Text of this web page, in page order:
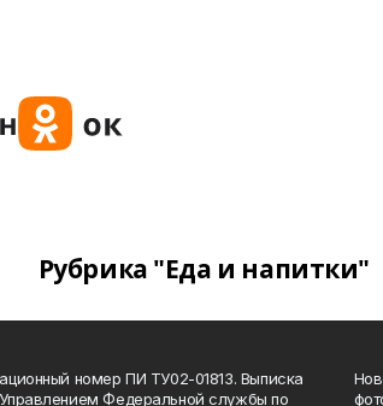
Рубрика "Еда и напитки"
номер ПИ ТУ02-01813. Выписка
Федеральной службы по